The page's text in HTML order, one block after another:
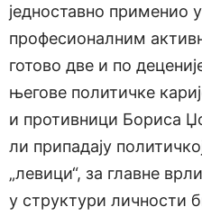
једноставно применио
професионалним
готово две и по
његове политичке
и противници Бориса
ли припадају
„левици“, за главне
у структури личности